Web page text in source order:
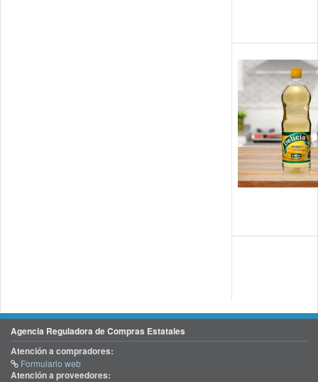
Agencia Reguladora de Compras Estatales
Atención a compradores:
Formulario web
Atención a proveedores: